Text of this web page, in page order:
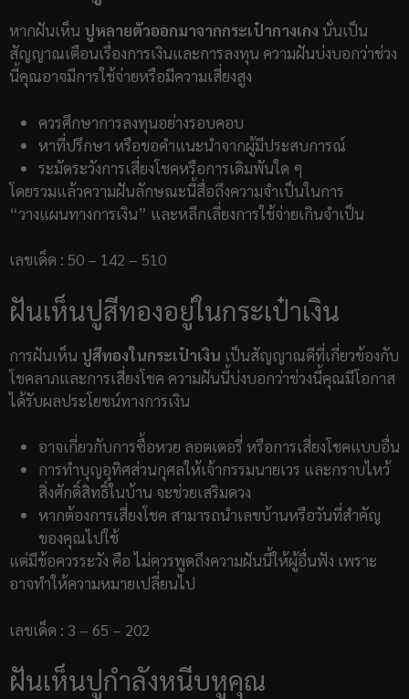
หากฝันเห็น ปูหลายตัวออกมาจากกระเป๋ากางเกง นั่นเป็น
สัญญาณเตือนเรื่องการเงินและการลงทุน ความฝันบ่งบอกว่าช่วง
นี้คุณอาจมีการใช้จ่ายหรือมีความเสี่ยงสูง
ควรศึกษาการลงทุนอย่างรอบคอบ
หาที่ปรึกษา หรือขอคำแนะนำจากผู้มีประสบการณ์
ระมัดระวังการเสี่ยงโชคหรือการเดิมพันใด ๆ
โดยรวมแล้วความฝันลักษณะนี้สื่อถึงความจำเป็นในการ
“วางแผนทางการเงิน” และหลีกเลี่ยงการใช้จ่ายเกินจำเป็น
เลขเด็ด : 50 – 142 – 510
ฝันเห็นปูสีทองอยู่ในกระเป๋าเงิน
การฝันเห็น ปูสีทองในกระเป๋าเงิน เป็นสัญญาณดีที่เกี่ยวข้องกับ
โชคลาภและการเสี่ยงโชค ความฝันนี้บ่งบอกว่าช่วงนี้คุณมีโอกาส
ได้รับผลประโยชน์ทางการเงิน
อาจเกี่ยวกับการซื้อหวย ลอตเตอรี่ หรือการเสี่ยงโชคแบบอื่น
การทำบุญอุทิศส่วนกุศลให้เจ้ากรรมนายเวร และกราบไหว้
สิ่งศักดิ์สิทธิ์ในบ้าน จะช่วยเสริมดวง
หากต้องการเสี่ยงโชค สามารถนำเลขบ้านหรือวันที่สำคัญ
ของคุณไปใช้
แต่มีข้อควรระวัง คือ ไม่ควรพูดถึงความฝันนี้ให้ผู้อื่นฟัง เพราะ
อาจทำให้ความหมายเปลี่ยนไป
เลขเด็ด : 3 – 65 – 202
ฝันเห็นปูกำลังหนีบหูคุณ